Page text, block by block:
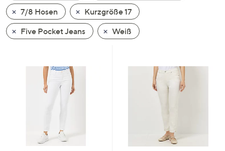
wischen
Sie
auf
anzuzeigen.
7/8 Hosen
Kurzgröße 17
Five Pocket Jeans
Weiß